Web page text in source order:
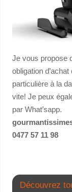
Je vous propose
obligation
particulière à la
vite! Je peux
par What’sapp.
0477 57 11 98
Découvrez